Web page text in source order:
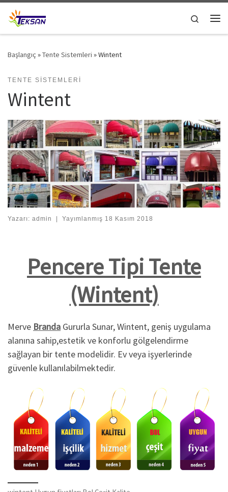
Skip to content
Search
Başlangıç »Tente Sistemleri »Wintent
TENTE SISTEMLERI
Wintent
Yazarı: admin | Yayımlanmış 18 Kasım 2018
Pencere Tipi Tente
(Wintent)
Merve Branda Gururla Sunar, Wintent, geniş uygulama
alanına sahip,estetik ve konforlu gölgelendirme
sağlayan bir tente modelidir. Ev veya işyerlerinde
güvenle kullanılabilmektedir.